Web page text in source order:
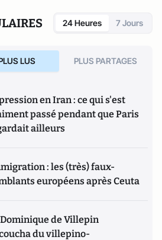
24 Heures 7 Jours
LUS PLUS PARTAGES
en Iran : ce qui s'est
passé pendant que Paris
ailleurs
: les (très) faux-
européens après Ceuta
de Villepin
du villepino-